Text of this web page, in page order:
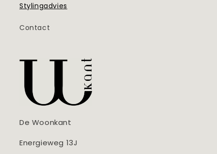
Stylingadvies
Contact
De Woonkant
Energieweg 13J